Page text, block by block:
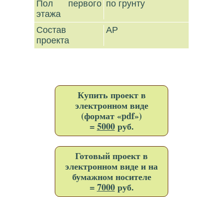
Пол первого
этажа
по грунту
Состав
проекта
АР
Купить проект в
электронном виде
(формат «pdf»)
=5000руб.
Готовый проект в
электронном виде и на
бумажном носителе
=7000руб.